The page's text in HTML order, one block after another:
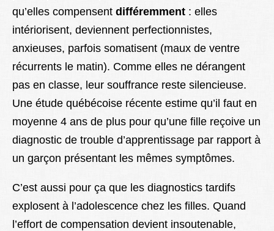
qu’elles compensent différemment : elles
intériorisent, deviennent perfectionnistes,
anxieuses, parfois somatisent (maux de ventre
récurrents le matin). Comme elles ne dérangent
pas en classe, leur souffrance reste silencieuse.
Une étude québécoise récente estime qu’il faut en
moyenne 4 ans de plus pour qu’une fille reçoive un
diagnostic de trouble d’apprentissage par rapport à
un garçon présentant les mêmes symptômes.
C’est aussi pour ça que les diagnostics tardifs
explosent à l’adolescence chez les filles. Quand
l’effort de compensation devient insoutenable,